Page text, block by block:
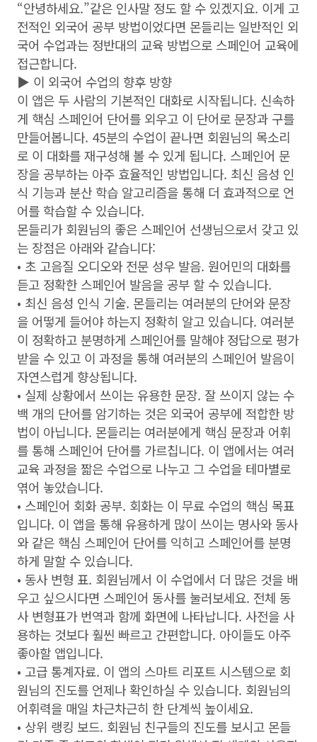
“안녕하세요.”같은 인사말 정도 할 수 있겠지요. 이게 고
전적인 외국어 공부 방법이었다면 몬들리는 일반적인 외
국어 수업과는 정반대의 교육 방법으로 스페인어 교육에
접근합니다.
▶ 이 외국어 수업의 향후 방향
이 앱은 두 사람의 기본적인 대화로 시작됩니다. 신속하
게 핵심 스페인어 단어를 외우고 이 단어로 문장과 구를
만들어봅니다. 45분의 수업이 끝나면 회원님의 목소리
로 이 대화를 재구성해 볼 수 있게 됩니다. 스페인어 문
장을 공부하는 아주 효율적인 방법입니다. 최신 음성 인
식 기능과 분산 학습 알고리즘을 통해 더 효과적으로 언
어를 학습할 수 있습니다.
몬들리가 회원님의 좋은 스페인어 선생님으로서 갖고 있
는 장점은 아래와 같습니다:
• 초 고음질 오디오와 전문 성우 발음. 원어민의 대화를
듣고 정확한 스페인어 발음을 공부 할 수 있습니다.
• 최신 음성 인식 기술. 몬들리는 여러분의 단어와 문장
을 어떻게 들어야 하는지 정확히 알고 있습니다. 여러분
이 정확하고 분명하게 스페인어를 말해야 정답으로 평가
받을 수 있고 이 과정을 통해 여러분의 스페인어 발음이
자연스럽게 향상됩니다.
• 실제 상황에서 쓰이는 유용한 문장. 잘 쓰이지 않는 수
백 개의 단어를 암기하는 것은 외국어 공부에 적합한 방
법이 아닙니다. 몬들리는 여러분에게 핵심 문장과 어휘
를 통해 스페인어 단어를 가르칩니다. 이 앱에서는 여러
교육 과정을 짧은 수업으로 나누고 그 수업을 테마별로
엮어 놓았습니다.
• 스페인어 회화 공부. 회화는 이 무료 수업의 핵심 목표
입니다. 이 앱을 통해 유용하게 많이 쓰이는 명사와 동사
와 같은 핵심 스페인어 단어를 익히고 스페인어를 분명
하게 말할 수 있습니다.
• 동사 변형 표. 회원님께서 이 수업에서 더 많은 것을 배
우고 싶으시다면 스페인어 동사를 눌러보세요. 전체 동
사 변형표가 번역과 함께 화면에 나타납니다. 사전을 사
용하는 것보다 훨씬 빠르고 간편합니다. 아이들도 아주
좋아할 앱입니다.
• 고급 통계자료. 이 앱의 스마트 리포트 시스템으로 회
원님의 진도를 언제나 확인하실 수 있습니다. 회원님의
어휘력을 매일 차근차근히 한 단계씩 높이세요.
• 상위 랭킹 보드. 회원님 친구들의 진도를 보시고 몬들